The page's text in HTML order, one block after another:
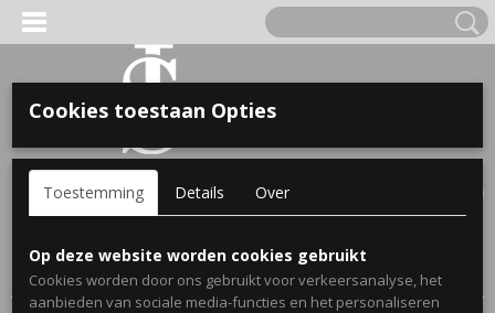
Inloggen Registreren
(0)
Home >Webshop>Stickers>Geboortestickers>
Geboortesticker Welkom lief zusje met naam
VOOR KINDEREN
OPA & OMA.
Cookies toestaan Opties
Toestemming Details Over
Op deze website worden cookies gebruikt
Cookies worden door ons gebruikt voor verkeersanalyse, het
aanbieden van sociale media-functies en het personaliseren